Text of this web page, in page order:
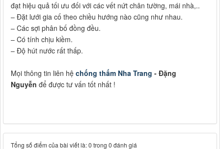
đạt hiệu quả tối ưu đối với các vết nứt chân tường, mái nhà,..
– Đặt lưới gia cố theo chiều hướng nào cũng như nhau.
– Các sợi phân bố đồng đều.
– Có tính chịu kiềm.
– Độ hút nước rất thấp.
Mọi thông tin liên hệ chống thấm Nha Trang - Đặng
Nguyễn để được tư vấn tốt nhất !
Tổng số điểm của bài viết là: 0 trong 0 đánh giá